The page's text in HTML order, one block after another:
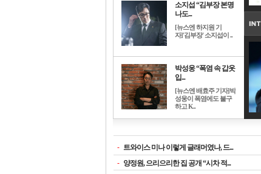
소지섭 “김부장 본명
나도...
[뉴스엔 하지원 기
자]'김부장' 소지섭이 ..
박성웅 “폭염 속 갑옷
입...
[뉴스엔 배효주 기자]박
성웅이 폭염에도 불구
하고 K..
- 트와이스 미나 이렇게 글래머였나, 드...
- 양정원, 으리으리한 집 공개 “시차 적...